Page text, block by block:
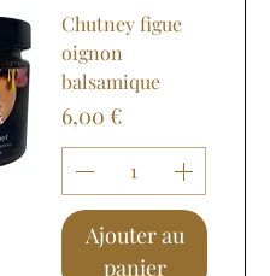
Chutney figue
oignon
balsamique
Prix
6,00 €
Ajouter au
panier